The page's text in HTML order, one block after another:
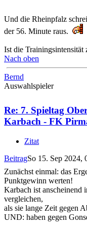
Und die Rheinpfalz
der 56. Minute raus.
Ist die Trainingsintensität
Nach oben
Bernd
Auswahlspieler
Re: 7. Spieltag
Karbach - FK
Zitat
BeitragSo 15. Sep 2024,
Zunächst einmal: das
Punktgewinn werten!
Karbach ist anscheinend
vergleichen,
als sie lange Zeit gegen
UND: haben gegen